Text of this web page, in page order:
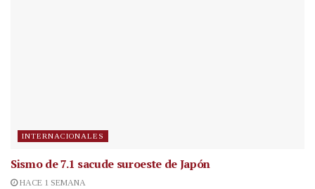
INTERNACIONALES
Sismo de 7.1 sacude suroeste de Japón
HACE 1 SEMANA